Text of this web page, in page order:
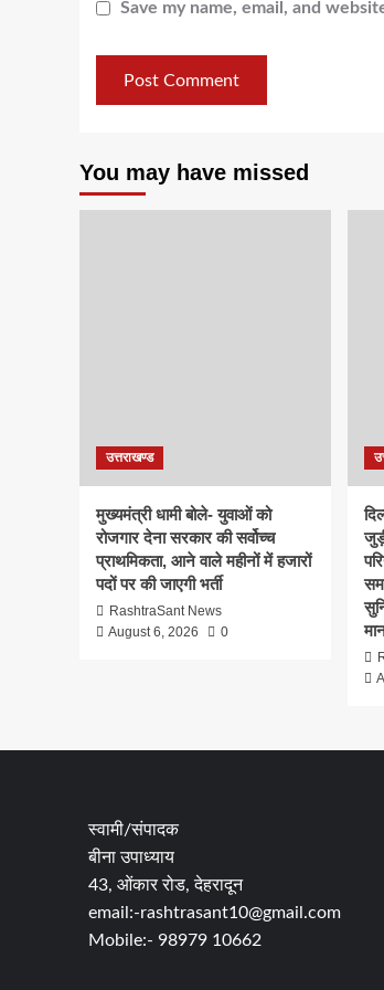
Save my name, email, and
You may have missed
उत्तराखण्ड
मुख्यमंत्री धामी बोले- युवाओं को
रोजगार देना सरकार की सर्वोच्च
प्राथमिकता, आने वाले महीनों में हजारों
पदों पर की जाएगी भर्ती
RashtraSant News
August 6, 2026
0
स्वामी/संपादक
बीना उपाध्याय
43, ओंकार रोड, देहरादून
email:-rashtrasant10@gmail.com
Mobile:- 98979 10662